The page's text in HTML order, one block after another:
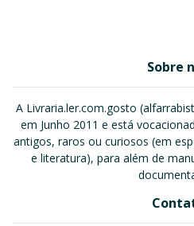
Sobre
A Livraria.ler.com.gosto
em Junho 2011 e está
antigos, raros ou curiosos (em
e literatura), para além de